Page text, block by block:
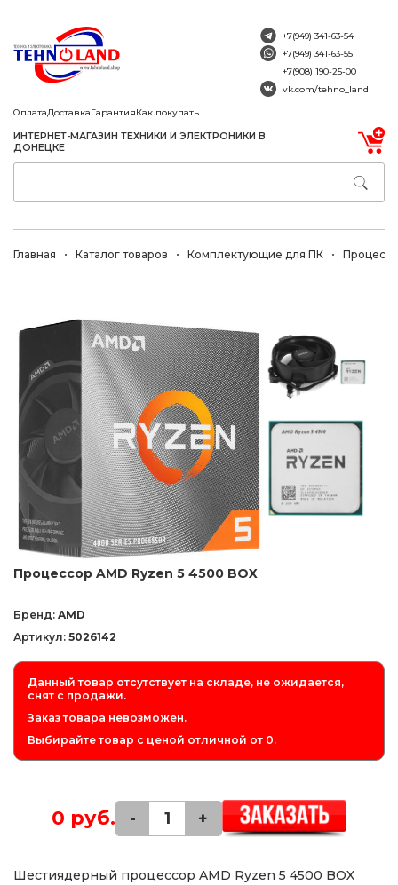
ОплатаДоставкаГарантияКак покупать
ИНТЕРНЕТ-МАГАЗИН ТЕХНИКИ И ЭЛЕКТРОНИКИ В
ДОНЕЦКЕ
+7(949) 341-63-54
+7(949) 341-63-55
+7(908) 190-25-00
vk.com/tehno_land
Главная Каталог товаров Комплектующие для ПК
Процессор AMD Ryzen 5 4500 BOX
Бренд: AMD
Артикул: 5026142
Данный товар отсутствует на складе, не ожидается,
снят с продажи.
Заказ товара невозможен.
Выбирайте товар с ценой отличной от 0.
0 руб. - +
Шестиядерный процессор AMD Ryzen 5 4500 BOX